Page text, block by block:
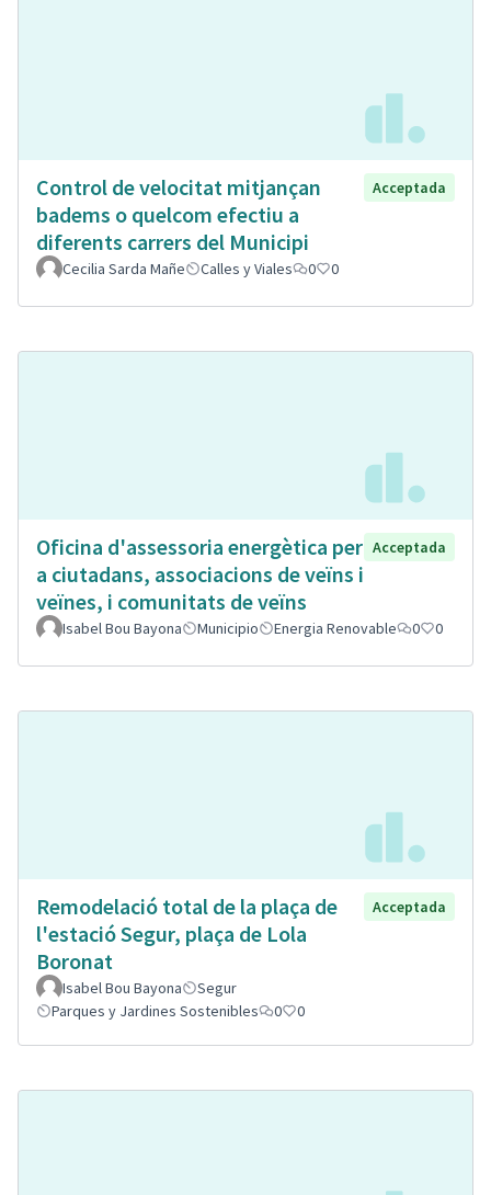
Control de velocitat mitjançan
badems o quelcom efectiu a
diferents carrers del Municipi
Acceptada
Cecilia Sarda Mañe Calles y Viales 0 0
Oficina d'assessoria energètica per
a ciutadans, associacions de veïns i
veïnes, i comunitats de veïns
Acceptada
Isabel Bou Bayona Municipio Energia Renovable 0 0
Remodelació total de la plaça de
l'estació Segur, plaça de Lola
Boronat
Acceptada
Isabel Bou Bayona
Segur
Parques y Jardines Sostenibles
0 0